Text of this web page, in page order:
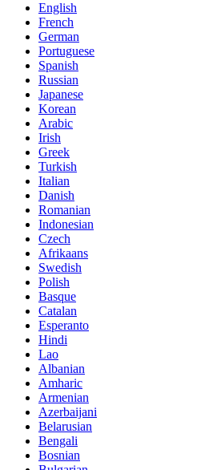
English
French
German
Portuguese
Spanish
Russian
Japanese
Korean
Arabic
Irish
Greek
Turkish
Italian
Danish
Romanian
Indonesian
Czech
Afrikaans
Swedish
Polish
Basque
Catalan
Esperanto
Hindi
Lao
Albanian
Amharic
Armenian
Azerbaijani
Belarusian
Bengali
Bosnian